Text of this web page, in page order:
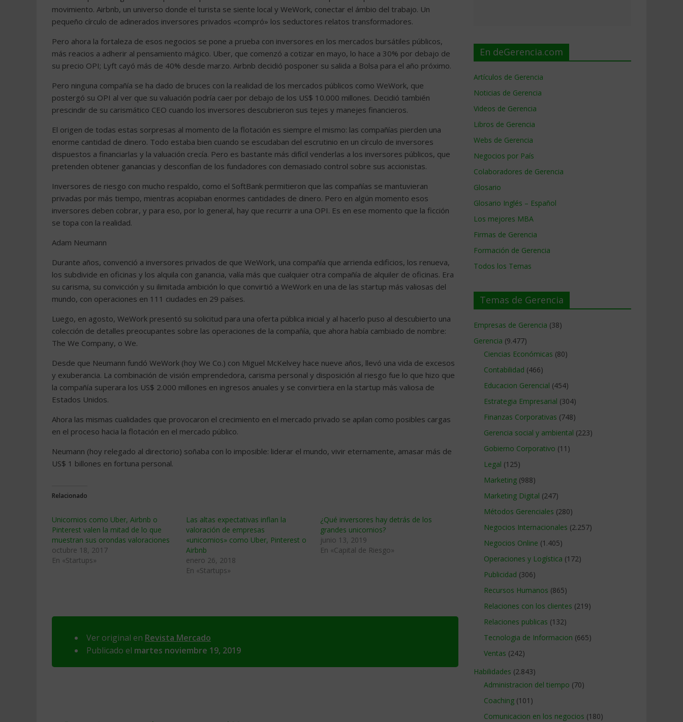
movimiento. Airbnb, un universo donde el turista se siente local y WeWork, conectar el ámbio del trabajo. Un
pequeño círculo de adinerados inversores privados «compró» los seductores relatos transformadores.
Pero ahora la fortaleza de esos negocios se pone a prueba con inversores en los mercados bursátiles públicos,
más reacios a adherir al pensamiento mágico. Uber, que comenzó a cotizar en mayo, lo hace a 30% por debajo de
su precio OPI; Lyft cayó más de 40% desde marzo. Airbnb decidió posponer su salida a Bolsa para el año próximo.
Pero ninguna compañía se ha dado de bruces con la realidad de los mercados públicos como WeWork, que
postergó su OPI al ver que su valuación podría caer por debajo de los US$ 10.000 millones. Decidió también
prescindir de su carismático CEO cuando los inversores descubrieron sus tejes y manejes financieros.
El origen de todas estas sorpresas al momento de la flotación es siempre el mismo: las compañías pierden una
enorme cantidad de dinero. Todo estaba bien cuando se escudaban del escrutinio en un círculo de inversores
dispuestos a financiarlas y la valuación crecía. Pero es bastante más difícil venderlas a los inversores públicos, que
pretenden obtener ganancias y desconfían de los fundadores con demasiado control sobre sus accionistas.
Inversores de riesgo con mucho respaldo, como el SoftBank permitieron que las compañías se mantuvieran
privadas por más tiempo, mientras acopiaban enormes cantidades de dinero. Pero en algún momento esos
inversores deben cobrar, y para eso, por lo general, hay que recurrir a una OPI. Es en ese momento que la ficción
se topa con la realidad.
Adam Neumann
Durante años, convenció a inversores privados de que WeWork, una compañía que arrienda edificios, los renueva,
los subdivide en oficinas y los alquila con ganancia, valía más que cualquier otra compañía de alquiler de oficinas. Era
su carisma, su convicción y su ilimitada ambición lo que convirtió a WeWork en una de las startup más valiosas del
mundo, con operaciones en 111 ciudades en 29 países.
Luego, en agosto, WeWork presentó su solicitud para una oferta pública inicial y al hacerlo puso al descubierto una
colección de detalles preocupantes sobre las operaciones de la compañía, que ahora había cambiado de nombre:
The We Company, o We.
Desde que Neumann fundó WeWork (hoy We Co.) con Miguel McKelvey hace nueve años, llevó una vida de excesos
y exuberancia. La combinación de visión emprendedora, carisma personal y disposición al riesgo fue lo que hizo que
la compañía superara los US$ 2.000 millones en ingresos anuales y se convirtiera en la startup más valiosa de
Estados Unidos.
Ahora las mismas cualidades que provocaron el crecimiento en el mercado privado se apilan como posibles cargas
en el proceso hacia la flotación en el mercado público.
Neumann (hoy relegado al directorio) soñaba con lo imposible: liderar el mundo, vivir eternamente, amasar más de
US$ 1 billones en fortuna personal.
Relacionado
Unicornios como Uber, Airbnb o
Pinterest valen la mitad de lo que
muestran sus orondas valoraciones
octubre 18, 2017
En «Startups»
Las altas expectativas inflan la
valoración de empresas
«unicornios» como Uber, Pinterest o
Airbnb
enero 26, 2018
En «Startups»
¿Qué inversores hay detrás de los
grandes unicornios?
junio 13, 2019
En «Capital de Riesgo»
Ver original en Revista Mercado
Publicado el martes noviembre 19, 2019
En deGerencia.com
Artículos de Gerencia
Noticias de Gerencia
Videos de Gerencia
Libros de Gerencia
Webs de Gerencia
Negocios por País
Colaboradores de Gerencia
Glosario
Glosario Inglés – Español
Los mejores MBA
Firmas de Gerencia
Formación de Gerencia
Todos los Temas
Temas de Gerencia
Empresas de Gerencia (38)
Gerencia (9.477)
Ciencias Económicas (80)
Contabilidad (466)
Educacion Gerencial (454)
Estrategia Empresarial (304)
Finanzas Corporativas (748)
Gerencia social y ambiental (223)
Gobierno Corporativo (11)
Legal (125)
Marketing (988)
Marketing Digital (247)
Métodos Gerenciales (280)
Negocios Internacionales (2.257)
Negocios Online (1.405)
Operaciones y Logística (172)
Publicidad (306)
Recursos Humanos (865)
Relaciones con los clientes (219)
Relaciones publicas (132)
Tecnologia de Informacion (665)
Ventas (242)
Habilidades (2.843)
Administracion del tiempo (70)
Coaching (101)
Comunicacion en los negocios (180)